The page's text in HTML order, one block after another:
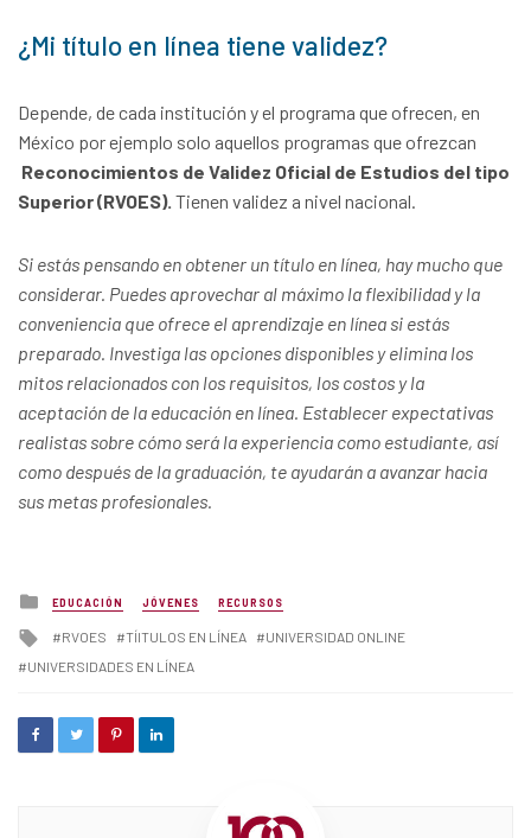
¿Mi título en línea tiene validez?
Depende, de cada institución y el programa que ofrecen, en
México por ejemplo solo aquellos programas que ofrezcan
Reconocimientos de Validez Oficial de Estudios del tipo
Superior (RVOES). Tienen validez a nivel nacional.
Si estás pensando en obtener un título en línea, hay mucho que
considerar. Puedes aprovechar al máximo la flexibilidad y la
conveniencia que ofrece el aprendizaje en línea si estás
preparado. Investiga las opciones disponibles y elimina los
mitos relacionados con los requisitos, los costos y la
aceptación de la educación en línea. Establecer expectativas
realistas sobre cómo será la experiencia como estudiante, así
como después de la graduación, te ayudarán a avanzar hacia
sus metas profesionales.
Posted
in
EDUCACIÓN JÓVENES RECURSOS
Tagged
RVOES TÍITULOS EN LÍNEA
UNIVERSIDAD ONLINE
UNIVERSIDADES EN LÍNEA